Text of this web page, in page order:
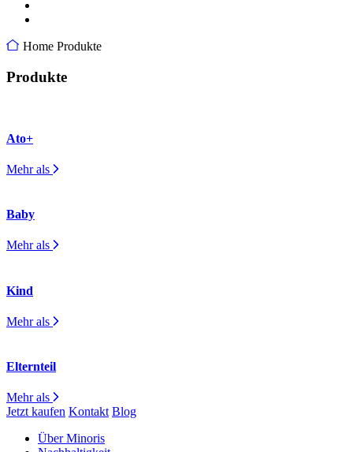
Home Produkte
Produkte
Ato+
Mehr als
Baby
Mehr als
Kind
Mehr als
Elternteil
Mehr als
Jetzt kaufen Kontakt Blog
Über Minoris